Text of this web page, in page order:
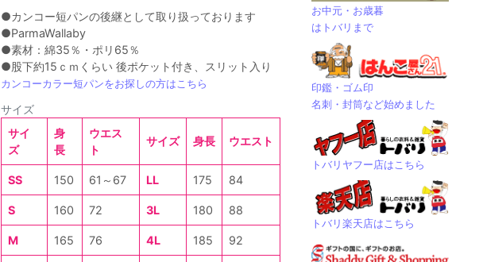
●カンコー短パンの後継として取り扱っております
●ParmaWallaby
●素材：綿35％・ポリ65％
●股下約15ｃｍくらい 後ポケット付き、スリット入り
カンコーカラー短パンをお探しの方はこちら
サイズ
サイ
ズ
身
長
ウエス
ト
サイズ 身長 ウエスト
SS 150 61～67 LL 175 84
S 160 72 3L 180 88
M 165 76 4L 185 92
お中元・お歳暮
はトバリまで
印鑑・ゴム印
名刺・封筒など始めました
トバリヤフー店はこちら
トバリ楽天店はこちら